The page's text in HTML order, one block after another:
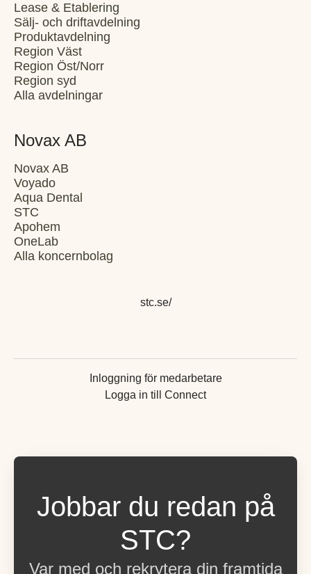
Lease & Etablering
Sälj- och driftavdelning
Produktavdelning
Region Väst
Region Öst/Norr
Region syd
Alla avdelningar
Novax AB
Novax AB
Voyado
Aqua Dental
STC
Apohem
OneLab
Alla koncernbolag
stc.se/
Inloggning för medarbetare
Logga in till Connect
Jobbar du redan på
STC?
Var med och rekrytera din framtida